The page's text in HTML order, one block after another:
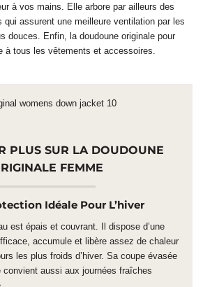
à vos mains. Elle arbore par ailleurs des
qui assurent une meilleure ventilation par les
douces. Enfin, la doudoune originale pour
à tous les vêtements et accessoires.
PLUS SUR LA DOUDOUNE
FEMME
Idéale Pour L’hiver
est épais et couvrant. Il dispose d’une
accumule et libère assez de chaleur
les plus froids d’hiver. Sa coupe évasée
convient aussi aux journées fraîches